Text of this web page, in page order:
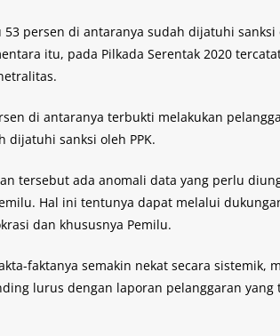
53 persen di antaranya sudah dijatuhi
itu, pada Pilkada Serentak 2020
di antaranya terbukti melakukan
dijatuhi sanksi oleh PPK.
tersebut ada anomali data yang perlu
Hal ini tentunya dapat melalui
dan khususnya Pemilu.
faktanya semakin nekat secara sistemik,
lurus dengan laporan pelanggaran yang